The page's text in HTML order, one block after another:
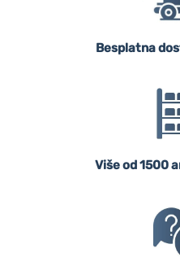
Besplatna
Više od 1500